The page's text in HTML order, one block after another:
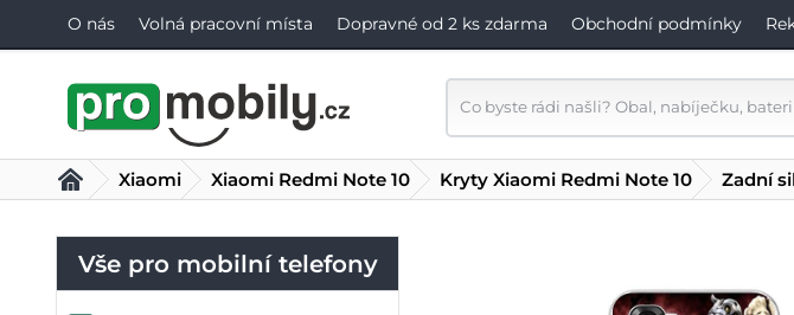
O nás Volná pracovní místa Dopravné od 2 ks zdarma Obchodní podmínky
Vše pro mobilní telefony
Xiaomi Xiaomi Redmi Note 10 Kryty Xiaomi Redmi Note 10 Zadní